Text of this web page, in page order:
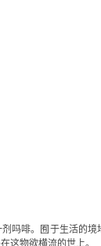
吗啡。囿于生活的
这物欲横流的世上。